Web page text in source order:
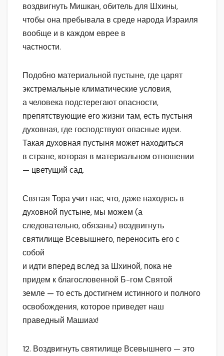
воздвигнуть Мишкан, обитель для Шхины,
чтобы она пребывала в среде народа Израиля
вообще и в каждом еврее в
частности.
Подобно материальной пустыне, где царят
экстремальные климатические условия,
а человека подстерегают опасности,
препятствующие его жизни там, есть пустыня
духовная, где господствуют опасные идеи.
Такая духовная пустыня может находиться
в стране, которая в материальном отношении
— цветущий сад.
Святая Тора учит нас, что, даже находясь в
духовной пустыне, мы можем (а
следовательно, обязаны) воздвигнуть
святилище Всевышнего, переносить его с
собой
и идти вперед вслед за Шхиной, пока не
придем к благословенной Б-гом Святой
земле — то есть достигнем истинного и полного
освобождения, которое приведет наш
праведный Машиах!
12. Воздвигнуть святилище Всевышнего — это